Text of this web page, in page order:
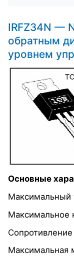
IRFZ34N —
обратным
уровнем
Основные
Максимальный
Максимальное
Максимальная